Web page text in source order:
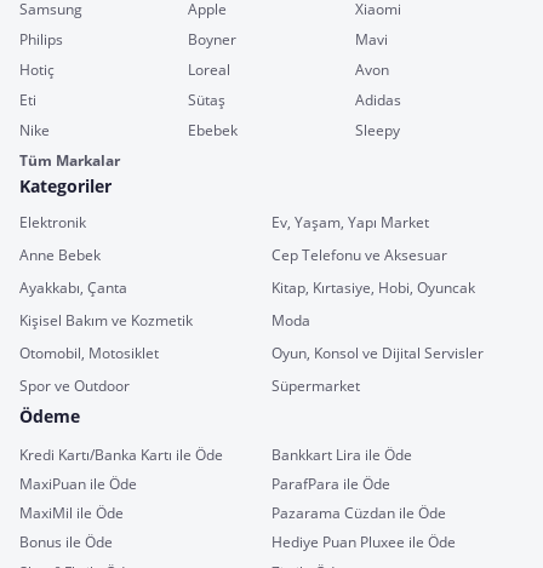
Samsung Apple
Xiaomi
Philips
Boyner
Mavi
Hotiç
Loreal
Avon
Eti
Sütaş
Adidas
Nike
Ebebek
Sleepy
Tüm Markalar
Kategoriler
Elektronik
Ev, Yaşam, Yapı Market
Anne Bebek
Cep Telefonu ve Aksesuar
Ayakkabı, Çanta
Kitap, Kırtasiye, Hobi, Oyuncak
Kişisel Bakım ve Kozmetik
Moda
Otomobil, Motosiklet
Oyun, Konsol ve Dijital Servisler
Spor ve Outdoor
Süpermarket
Ödeme
Kredi Kartı/Banka Kartı ile Öde
Bankkart Lira ile Öde
MaxiPuan ile Öde
ParafPara ile Öde
MaxiMil ile Öde
Pazarama Cüzdan ile Öde
Bonus ile Öde
Hediye Puan Pluxee ile Öde